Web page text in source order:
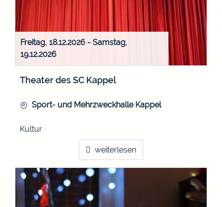
Freitag, 18.12.2026 - Samstag,
19.12.2026
Theater des SC Kappel
Sport- und Mehrzweckhalle Kappel
Kultur
weiterlesen